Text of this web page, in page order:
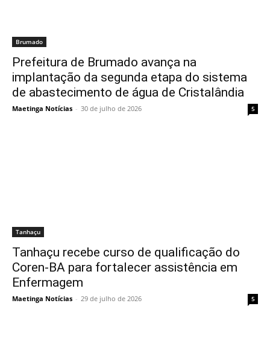
Brumado
Prefeitura de Brumado avança na
implantação da segunda etapa do sistema
de abastecimento de água de Cristalândia
Maetinga Notícias - 30 de julho de 2026 5
Tanhaçu
Tanhaçu recebe curso de qualificação do
Coren-BA para fortalecer assistência em
Enfermagem
Maetinga Notícias - 29 de julho de 2026 5